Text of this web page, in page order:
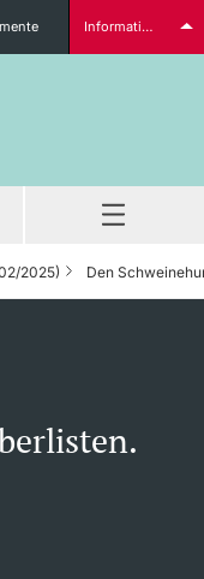
Informationen für...
2025) Den